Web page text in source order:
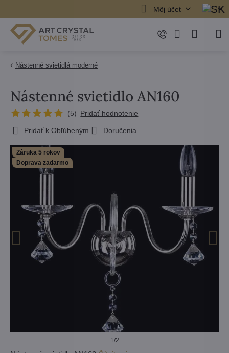
Môj účet
Nástenné svietidlá moderné
Záruka 5 rokov
Doprava zadarmo
1/2
Nástenné svietidlo AN160
(5) Pridať hodnotenie
Pridať k Obľúbeným Doručenia